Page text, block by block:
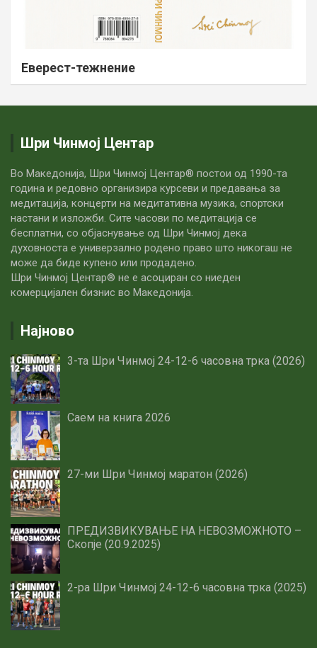
Еверест-тежнение
Шри Чинмој Центар
Во Македонија, Шри Чинмој Центар® постои од 1990-та
година и редовно организира курсеви и предавања за
медитација, концерти на медитативна музика, спортски
настани и изложби. Сите часови по медитацијa се
бесплатни, со објаснување од Шри Чинмој дека
духовноста е универзално родено право што никогаш не
може да биде купено или продадено.
Шри Чинмој Центар® не е асоциран со ниеден
комерцијален бизнис во Македонија.
Најново
3-та Шри Чинмој 24-12-6 часовна трка (2026)
Саем на книга 2026
27-ми Шри Чинмој маратон (2026)
ПРЕДИЗВИКУВАЊЕ НА НЕВОЗМОЖНОТО –
Скопје (20.9.2025)
2-ра Шри Чинмој 24-12-6 часовна трка (2025)